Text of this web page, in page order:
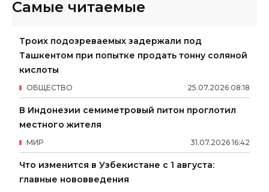
Самые читаемые
Троих подозреваемых задержали под
Ташкентом при попытке продать тонну соляной
кислоты
25.07.2026 08:18
ОБЩЕСТВО
В Индонезии семиметровый питон проглотил
местного жителя
31.07.2026 16:42
МИР
Что изменится в Узбекистане с 1 августа:
главные нововведения